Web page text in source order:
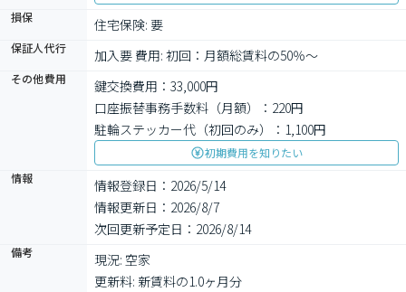
損保
住宅保険: 要
保証人代行 加入要 費用: 初回：月額総賃料の50％～
その他費用
鍵交換費用：33,000円
口座振替事務手数料（月額）：220円
駐輪ステッカー代（初回のみ）：1,100円
初期費用を知りたい
情報
情報登録日：2026/5/14
情報更新日：2026/8/7
次回更新予定日：2026/8/14
備考
現況: 空家
更新料: 新賃料の1.0ヶ月分